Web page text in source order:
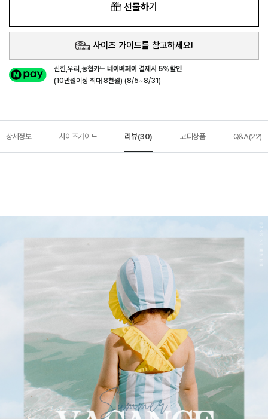
선물하기
사이즈 가이드를 참고하세요!
신한,우리,농협카드네이버페이 결제시 5%할인
(10만원이상 최대 8천원) (8/5~8/31)
상세정보 사이즈가이드 리뷰(30) 코디상품 Q&A(22)